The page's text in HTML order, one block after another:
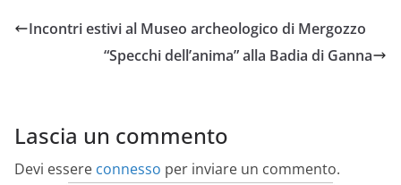
Incontri estivi al Museo archeologico di Mergozzo
“Specchi dell’anima” alla Badia di Ganna
Lascia un commento
Devi essere connesso per inviare un commento.